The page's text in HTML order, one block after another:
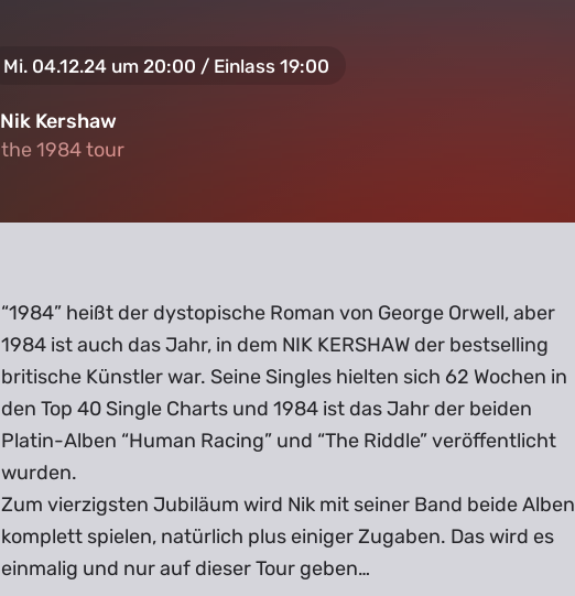
Mi. 04.12.24 um 20:00 / Einlass 19:00
Nik Kershaw
the 1984 tour
the 1984 tour
“1984” heißt der dystopische Roman von George Orwell, aber
1984 ist auch das Jahr, in dem NIK KERSHAW der bestselling
britische Künstler war. Seine Singles hielten sich 62 Wochen in
den Top 40 Single Charts und 1984 ist das Jahr der beiden
Platin-Alben “Human Racing” und “The Riddle” veröffentlicht
wurden.
Zum vierzigsten Jubiläum wird Nik mit seiner Band beide Alben
komplett spielen, natürlich plus einiger Zugaben. Das wird es
einmalig und nur auf dieser Tour geben…